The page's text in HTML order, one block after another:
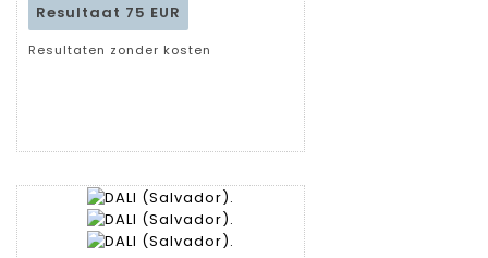
Resultaat 75 EUR
Resultaten zonder kosten